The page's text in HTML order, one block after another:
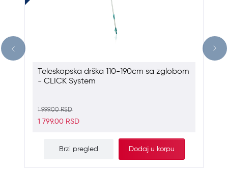
Teleskopska drška 110-190cm sa zglobom
- CLICK System
1 999.00 RSD
1 799.00 RSD
Brzi pregled Dodaj u korpu